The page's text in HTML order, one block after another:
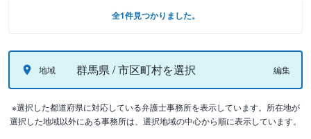
全1件見つかりました。
地域 群馬県 / 市区町村を選択 編集
※選択した都道府県に対応している弁護士事務所を表示しています。所在地が
選択した地域以外にある事務所は、選択地域の中心から順に表示しています。